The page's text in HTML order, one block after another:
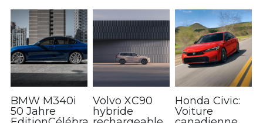
BMW M340i
50 Jahre
Volvo XC90
hybride
Honda Civic:
Voiture